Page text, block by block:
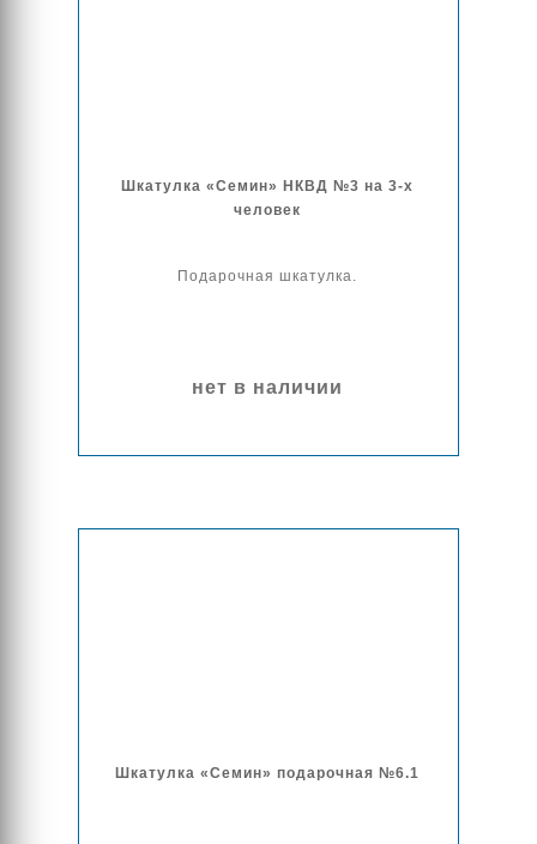
Шкатулка «Семин» НКВД №3 на 3-х
человек
Подарочная шкатулка.
нет в наличии
Шкатулка «Семин» подарочная №6.1